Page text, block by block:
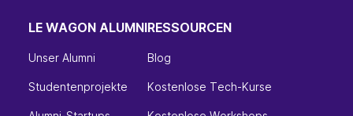
LE WAGON ALUMNI
Unser Alumni
Studentenprojekte
RESSOURCEN
Blog
Kostenlose Tech-Kurse